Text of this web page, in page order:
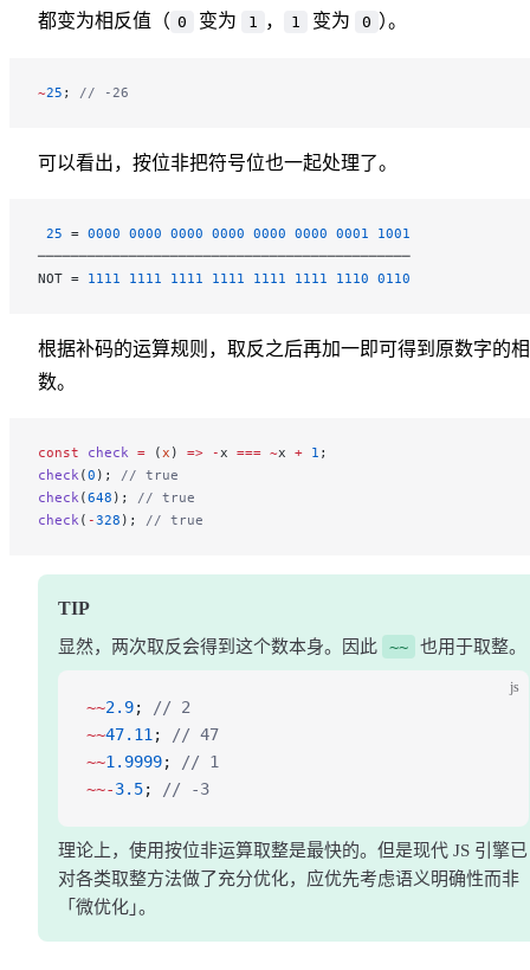
都变为相反值（ 0 变为 1 ， 1 变为 0 ）
。
~25 ; // -26
可以看出，按位非把符号位也一起处理了。
25 = 0000 0000 0000 0000 0000 0000 0001
1001
─────────────────────────────────────────────
NOT = 1111 1111 1111 1111 1111 1111 1110 0110
根据补码的运算规则，取反之后再加一即可得到原数字的
数。
const check = ( x ) => - x === ~x + 1 ;
check (0 ); // true
check (648 ); // true
check ( -328 ); // true
TIP
显然，两次取反会得到这个数本身。因此 ~~ 也用于取整。
js
~~2.9;
// 2
~~47.11 ;
// 47
~~1.9999;
// 1
~~-3.5; // -3
理论上，使用按位非运算取整是最快的。但是现代 JS 引擎已
对各类取整方法做了充分优化，应优先考虑语义明确性而非
「微优化 」。